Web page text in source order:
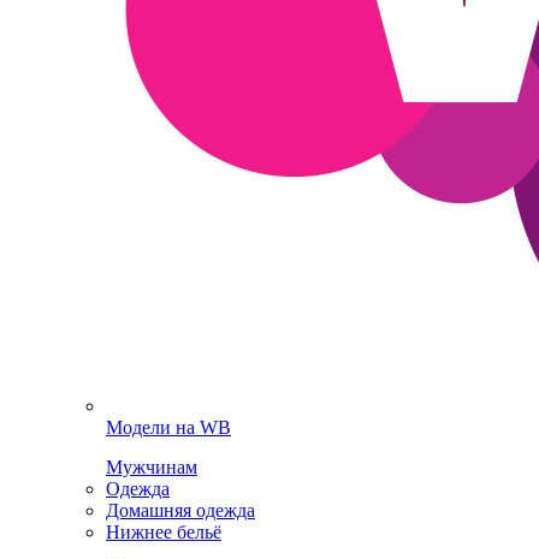
Модели на WB
Мужчинам
Одежда
Домашняя одежда
Нижнее бельё